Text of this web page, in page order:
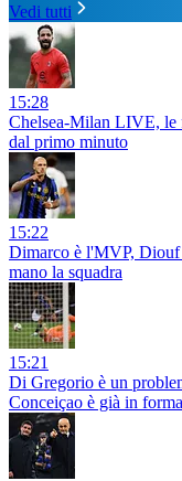
Vedi tutti
15:28
Chelsea-Milan LIVE, le
dal primo minuto
15:22
Dimarco è l'MVP, Diouf
mano la squadra
15:21
Di Gregorio è un
Conceiçao è già in forma